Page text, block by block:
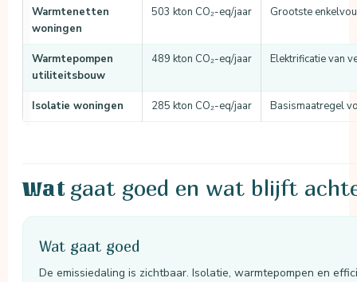
Warmtenetten
woningen
503 kton CO₂-eq/jaar Grootste
Warmtepompen
utiliteitsbouw
489 kton CO₂-eq/jaar Elektrificatie van
Isolatie woningen 285 kton CO₂-eq/jaar Basismaatregel
Wat gaat goed en wat blijft
Wat gaat goed
De emissiedaling is zichtbaar. Isolatie, warmtepompen en